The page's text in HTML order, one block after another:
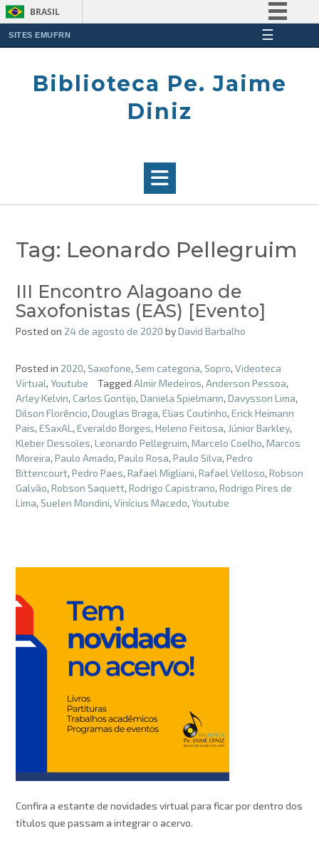
BRASIL
Participe
SITES EMUFRN ☰
Biblioteca Pe. Jaime
Diniz
Tag: Leonardo Pellegruim
III Encontro Alagoano de
Saxofonistas (EAS) [Evento]
Posted on 24 de agosto de 2020 byDavid Barbalho
Posted in 2020, Saxofone, Sem categoria, Sopro, Videoteca
Virtual, Youtube Tagged Almir Medeiros, Anderson Pessoa,
Arley Kelvin, Carlos Gontijo, Daniela Spielmann, Davysson Lima,
Dilson Florêncio, Douglas Braga, Elias Coutinho, Erick Heimann
Pais, ESaxAL , Everaldo Borges, Heleno Feitosa, Júnior Barkley,
Kleber Dessoles, Leonardo Pellegruim, Marcelo Coelho, Marcos
Moreira, Paulo Amado, Paulo Rosa, Paulo Silva, Pedro
Bittencourt, Pedro Paes, Rafael Migliani, Rafael Velloso, Robson
Galvão, Robson Saquett, Rodrigo Capistrano, Rodrigo Pires de
Lima, Suelen Mondini, Vinícius Macedo, Youtube
Confira a estante de novidades virtual para ficar por dentro dos
títulos que passam a integrar o acervo.